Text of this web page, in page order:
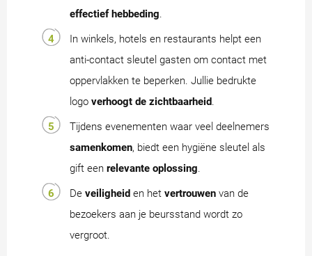
effectief hebbeding.
In winkels, hotels en restaurants helpt een
anti-contact sleutel gasten om contact met
oppervlakken te beperken. Jullie bedrukte
logo verhoogt de zichtbaarheid.
Tijdens evenementen waar veel deelnemers
samenkomen, biedt een hygiëne sleutel als
gift een relevante oplossing.
De veiligheid en het vertrouwen van de
bezoekers aan je beursstand wordt zo
vergroot.